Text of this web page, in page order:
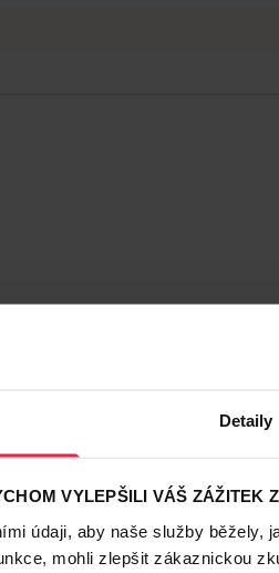
Detaily
VYLEPŠILI VÁŠ ZÁŽITEK
údaji, aby naše služby běžely,
mohli zlepšit zákaznickou